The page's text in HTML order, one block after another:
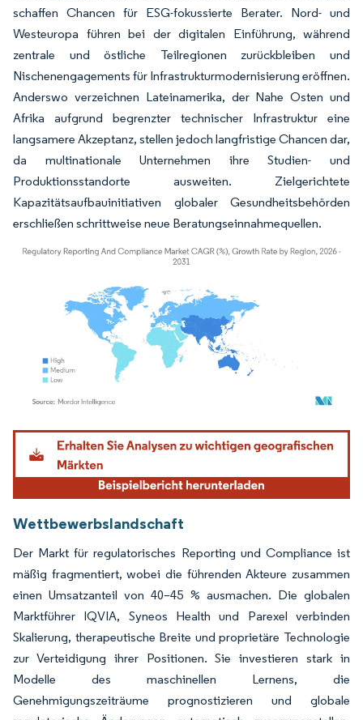
schaffen Chancen für ESG-fokussierte Berater. Nord- und
Westeuropa führen bei der digitalen Einführung, während
zentrale und östliche Teilregionen zurückbleiben und
Nischenengagements für Infrastrukturmodernisierung eröffnen.
Anderswo verzeichnen Lateinamerika, der Nahe Osten und
Afrika aufgrund begrenzter technischer Infrastruktur eine
langsamere Akzeptanz, stellen jedoch langfristige Chancen dar,
da multinationale Unternehmen ihre Studien- und
Produktionsstandorte ausweiten. Zielgerichtete
Kapazitätsaufbauinitiativen globaler Gesundheitsbehörden
erschließen schrittweise neue Beratungseinnahmequellen.
Bild © Mordor Intelligence. Wiederverwendung erfordert Namensnennung gemäß
Wettbewerbslandschaft
Der Markt für regulatorisches Reporting und Compliance ist
mäßig fragmentiert, wobei die führenden Akteure zusammen
einen Umsatzanteil von 40–45 % ausmachen. Die globalen
Marktführer IQVIA, Syneos Health und Parexel verbinden
Skalierung, therapeutische Breite und proprietäre Technologie
zur Verteidigung ihrer Positionen. Sie investieren stark in
Modelle des maschinellen Lernens, die
Genehmigungszeiträume prognostizieren und globale